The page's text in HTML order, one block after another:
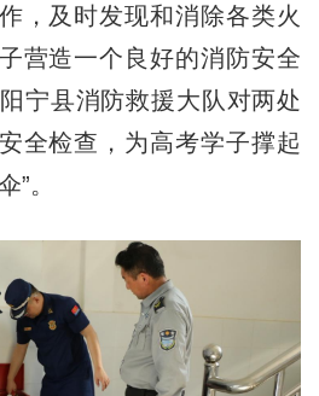
，及时发现和消除各类火
营造一个良好的消防安全
宁县消防救援大队对两处
全检查，为高考学子撑起
”。